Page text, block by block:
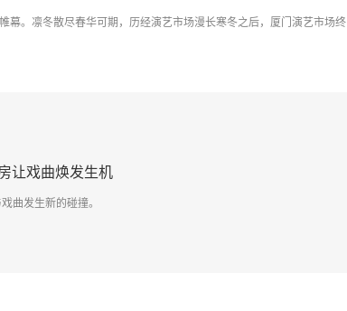
幕。凛冬散尽春华可期，历经演艺市场漫长寒冬之后，厦门演艺市场终
让戏曲焕发生机
曲发生新的碰撞。